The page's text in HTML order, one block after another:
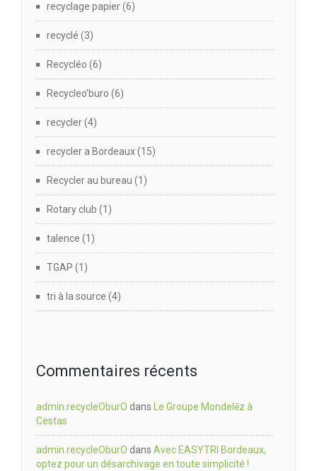
recyclage papier(6)
recyclé (3)
Recycléo (6)
Recycleo’buro (6)
recycler(4)
recycler a Bordeaux(15)
Recycler au bureau (1)
Rotary club (1)
talence (1)
TGAP (1)
tri à la source (4)
Commentaires récents
admin.recycleOburO dans Le Groupe Mondelēz à
Cestas
admin.recycleOburO dans Avec EASYTRI Bordeaux,
optez pour un désarchivage en toute simplicité !